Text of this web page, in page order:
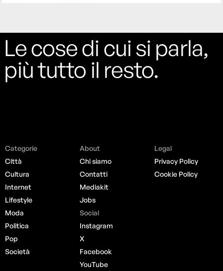
Le cose di cui si parla,
più tutto il resto.
Categorie
Città
Cultura
Internet
Lifestyle
Moda
Politica
Pop
Società
About
Chi siamo
Contatti
Mediakit
Jobs
Social
Instagram
X
Facebook
YouTube
Legal
Privacy Policy
Cookie Policy